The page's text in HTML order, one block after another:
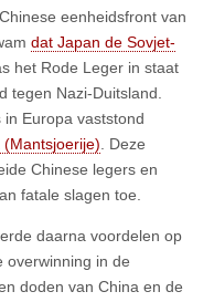
eenheidsfront van
dat Japan de Sovjet-
het Rode Leger in staat
tegen Nazi-Duitsland.
Europa vaststond
. Deze
Chinese legers en
fatale slagen toe.
daarna voordelen op
overwinning in de
doden van China en de